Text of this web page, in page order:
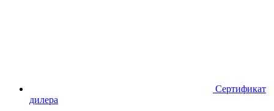
Сертификат
дилера